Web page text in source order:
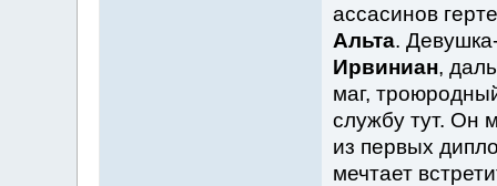
ассасинов
Альта.
Ирвиниан,
маг,
службу тут. Он
из первых
мечтает